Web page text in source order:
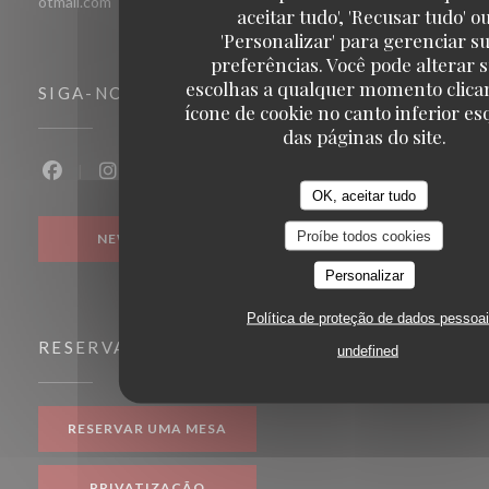
aceitar tudo', 'Recusar tudo'
'Personalizar' para gerenciar
preferências. Você pode alterar
escolhas a qualquer momento
ícone de cookie no canto inferior
das páginas do site.
OK, aceitar tudo
Proíbe todos cookies
Personalizar
Política de proteção de dados
undefined
SIGA-NOS
Facebook ((abre numa nova janela))
Instagram ((abre numa nova janela))
NEWSLETTER
RESERVA
RESERVAR UMA MESA